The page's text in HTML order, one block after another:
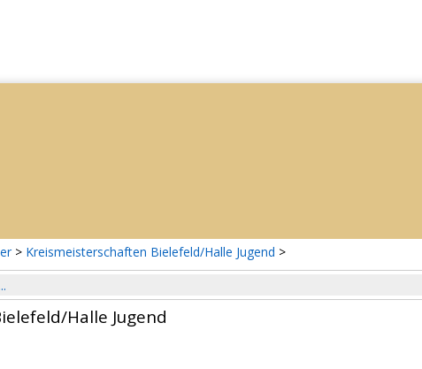
> Kreismeisterschaften Bielefeld/Halle Jugend >
Halle Jugend